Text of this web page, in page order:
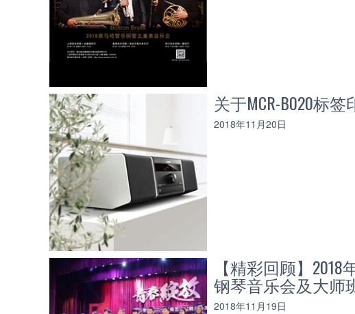
关于MCR-B020标
2018年11月20日
【精彩回顾】
钢琴音乐会及大师
2018年11月19日